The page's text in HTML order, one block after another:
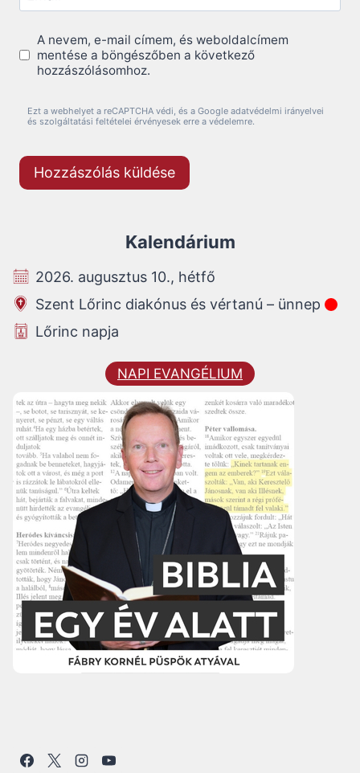
A nevem, e-mail címem, és weboldalcímem
mentése a böngészőben a következő
hozzászólásomhoz.
Ezt a webhelyet a reCAPTCHA védi, és a Google adatvédelmi irányelvei
és szolgáltatási feltételei érvényesek erre a védelemre.
Kalendárium
2026. augusztus 10., hétfő
Szent Lőrinc diakónus és vértanú – ünnep
Lőrinc napja
NAPI EVANGÉLIUM